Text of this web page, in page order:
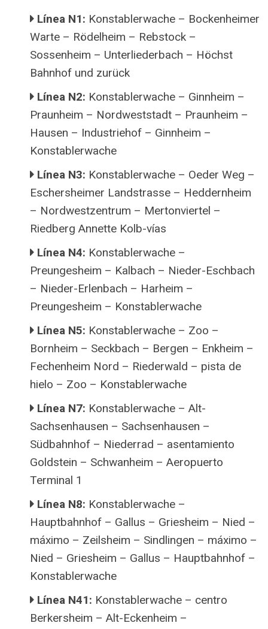
Línea N1: Konstablerwache – Bockenheimer
Warte – Rödelheim – Rebstock –
Sossenheim – Unterliederbach – Höchst
Bahnhof und zurück
Línea N2: Konstablerwache – Ginnheim –
Praunheim – Nordweststadt – Praunheim –
Hausen – Industriehof – Ginnheim –
Konstablerwache
Línea N3: Konstablerwache – Oeder Weg –
Eschersheimer Landstrasse – Heddernheim
– Nordwestzentrum – Mertonviertel –
Riedberg Annette Kolb-vías
Línea N4: Konstablerwache –
Preungesheim – Kalbach – Nieder-Eschbach
– Nieder-Erlenbach – Harheim –
Preungesheim – Konstablerwache
Línea N5: Konstablerwache – Zoo –
Bornheim – Seckbach – Bergen – Enkheim –
Fechenheim Nord – Riederwald – pista de
hielo – Zoo – Konstablerwache
Línea N7: Konstablerwache – Alt-
Sachsenhausen – Sachsenhausen –
Südbahnhof – Niederrad – asentamiento
Goldstein – Schwanheim – Aeropuerto
Terminal 1
Línea N8: Konstablerwache –
Hauptbahnhof – Gallus – Griesheim – Nied –
máximo – Zeilsheim – Sindlingen – máximo –
Nied – Griesheim – Gallus – Hauptbahnhof –
Konstablerwache
Línea N41: Konstablerwache – centro
Berkersheim – Alt-Eckenheim –